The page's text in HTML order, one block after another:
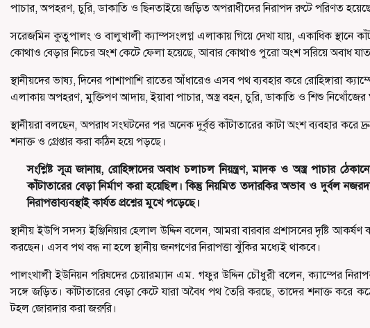
পাচার, অপহরণ, চুরি, ডাকাতি ও ছিনতাইয়ে জড়িত অপরাধীদের নিরাপদ রুটে পরিণত
সরেজমিন কুতুপালং ও বালুখালী ক্যাম্পসংলগ্ন এলাকায় গিয়ে দেখা যায়, একাধিক স্থানে
কোথাও বেড়ার নিচের অংশ কেটে ফেলা হয়েছে, আবার কোথাও পুরো অংশ সরিয়ে অবাধ
স্থানীয়দের ভাষ্য, দিনের পাশাপাশি রাতের আঁধারেও এসব পথ ব্যবহার করে রোহিঙ্গারা
এলাকায় অপহরণ, মুক্তিপণ আদায়, ইয়াবা পাচার, অস্ত্র বহন, চুরি, ডাকাতি ও শিশু
স্থানীয়রা বলছেন, অপরাধ সংঘটনের পর অনেক দুর্বৃত্ত কাঁটাতারের কাটা অংশ ব্যবহার
শনাক্ত ও গ্রেপ্তার করা কঠিন হয়ে পড়ছে।
সংশ্লিষ্ট সূত্র জানায়, রোহিঙ্গাদের অবাধ চলাচল নিয়ন্ত্রণ, মাদক ও অস্ত্র পাচার
কাঁটাতারের বেড়া নির্মাণ করা হয়েছিল। কিন্তু নিয়মিত তদারকির অভাব ও দুর্বল
নিরাপত্তাব্যবস্থাই কার্যত প্রশ্নের মুখে পড়েছে।
স্থানীয় ইউপি সদস্য ইঞ্জিনিয়ার হেলাল উদ্দিন বলেন, আমরা বারবার প্রশাসনের দৃষ্টি
করছেন। এসব পথ বন্ধ না হলে স্থানীয় জনগণের নিরাপত্তা ঝুঁকির মধ্যেই থাকবে।
পালংখালী ইউনিয়ন পরিষদের চেয়ারম্যান এম. গফুর উদ্দিন চৌধুরী বলেন, ক্যাম্পের
সঙ্গে জড়িত। কাঁটাতারের বেড়া কেটে যারা অবৈধ পথ তৈরি করছে, তাদের শনাক্ত করে
টহল জোরদার করা জরুরি।